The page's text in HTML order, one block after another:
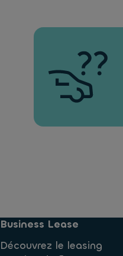
Business Lease
Découvrez le leasing